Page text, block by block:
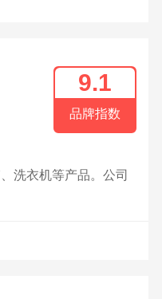
9.1
品牌指数
洗衣机等产品。公司